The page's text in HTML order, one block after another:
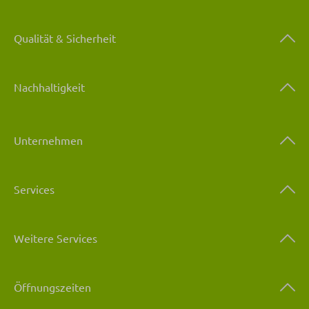
Qualität & Sicherheit
Nachhaltigkeit
Unternehmen
Services
Weitere Services
Öffnungszeiten